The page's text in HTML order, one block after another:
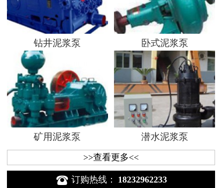
钻井泥浆泵 卧式泥浆泵
矿用泥浆泵 潜水泥浆泵
>>查看更多<<
 订购热线： 18232962233